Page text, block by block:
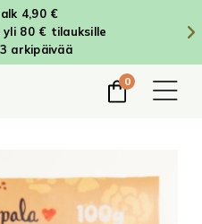
4,90 €
80 € tilauksille
arkipäivää
0